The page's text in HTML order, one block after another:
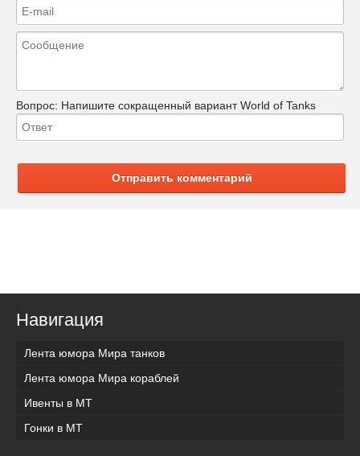
Вопрос: Напишите сокращенный вариант World of Tanks
Отправить комментарий
Навигация
Лента юмора Мира танков
Лента юмора Мира кораблей
Ивенты в МТ
Гонки в МТ